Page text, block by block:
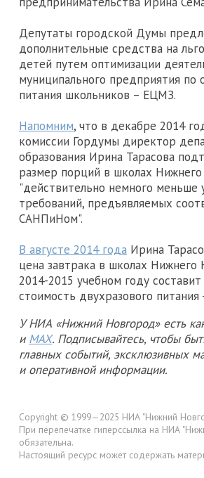
Депутаты городской Думы
дополнительные средства на
детей путем оптимизации
муниципального предприятия по
питания школьников – ЕЦМЗ.
Напомним, что в декабре 2014
комиссии Гордумы директор
образования Ирина Тарасова
размер порций в школах
"действительно немного меньше
требований, предъявляемых
САНПиНом".
В августе 2014 года Ирина
цена завтрака в школах Нижнего
2014-2015 учебном году составит
стоимость двухразового питания
У НИА «Нижний Новгород» есть
и MAX. Подписывайтесь, чтобы
главных событий, эксклюзивных
и оперативной информации.
Copyright © 1999—2025 НИА "Нижний
При перепечатке гиперссылка на НИА
обязательна.
Настоящий ресурс может содержать